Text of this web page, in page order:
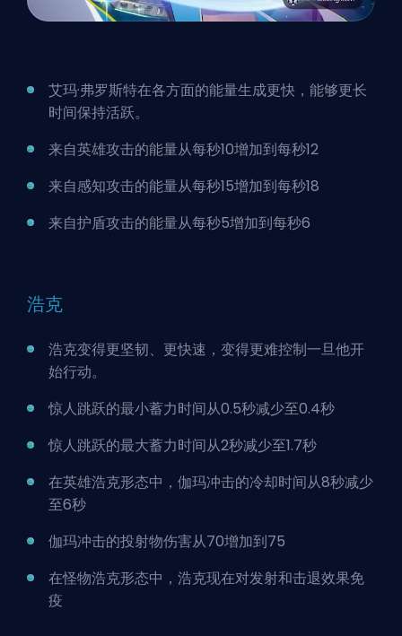
艾玛·弗罗斯特在各方面的能量生成更快，能够更长
时间保持活跃。
来自英雄攻击的能量从每秒10增加到每秒12
来自感知攻击的能量从每秒15增加到每秒18
来自护盾攻击的能量从每秒5增加到每秒6
浩克
浩克变得更坚韧、更快速，变得更难控制一旦他开
始行动。
惊人跳跃的最小蓄力时间从0.5秒减少至0.4秒
惊人跳跃的最大蓄力时间从2秒减少至1.7秒
在英雄浩克形态中，伽玛冲击的冷却时间从8秒减少
至6秒
伽玛冲击的投射物伤害从70增加到75
在怪物浩克形态中，浩克现在对发射和击退效果免
疫